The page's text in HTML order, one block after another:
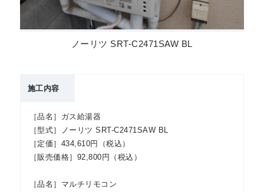
ノーリツ SRT-C2471SAW BL
施工内容
［品名］ガス給湯器
［型式］ノーリツ SRT-C2471SAW BL
［定価］434,610円（税込）
［販売価格］92,800円（税込）
［品名］マルチリモコン